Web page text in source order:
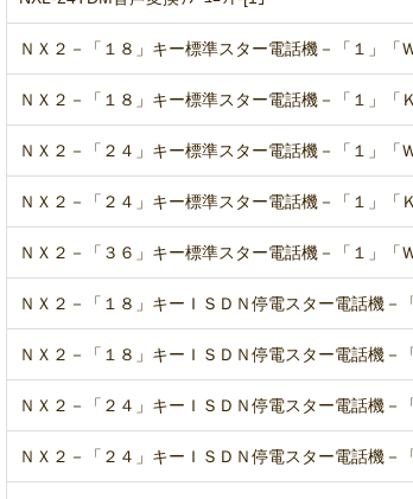
ＮＸ２－「１８」キー標準スター電話機－「１」「Ｗ
ＮＸ２－「１８」キー標準スター電話機－「１」「Ｋ
ＮＸ２－「２４」キー標準スター電話機－「１」「Ｗ
ＮＸ２－「２４」キー標準スター電話機－「１」「Ｋ
ＮＸ２－「３６」キー標準スター電話機－「１」「Ｗ
ＮＸ２－「１８」キーＩＳＤＮ停電スター電話機－
ＮＸ２－「１８」キーＩＳＤＮ停電スター電話機－
ＮＸ２－「２４」キーＩＳＤＮ停電スター電話機－
ＮＸ２－「２４」キーＩＳＤＮ停電スター電話機－